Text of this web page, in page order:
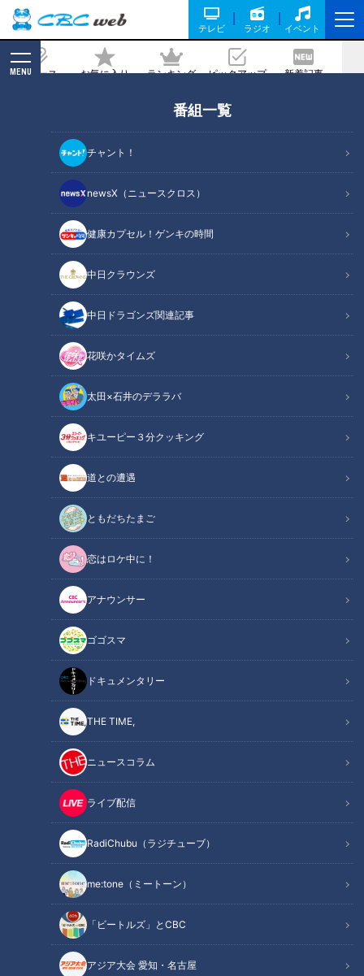
テレビ ラジオ イベント
ニュース お気に入り ランキング ピックアップ 新着記事
MENU
番組一覧
チャント！
newsX（ニュースクロス）
健康カプセル！ゲンキの時間
中日クラウンズ
中日ドラゴンズ関連記事
花咲かタイムズ
太田×石井のデララバ
キユーピー３分クッキング
道との遭遇
ともだちたまご
恋はロケ中に！
アナウンサー
ゴゴスマ
ドキュメンタリー
THE TIME,
ニュースコラム
ライブ配信
RadiChubu（ラジチューブ）
me:tone（ミートーン）
「ビートルズ」とCBC
アジア大会 愛知・名古屋
レッシング
2026/06/09 06:00
RadiChubu（ラジチューブ）
石塚元章 ニュースマン！！
毎週土曜日のＣＢＣラジオ『石塚元章 ニュースマン！！』で
は、三重県いなべ市にある「農業レストラン フラール」の北
村光弘シェフが、旬の野菜の情報と新鮮な野菜を使った簡単レ
シピを紹介しています。6月6日の放送では、梅を使ったアレ
ンジレシピを紹介。たくさん作ってもついつい余りがちな梅干
しを万能ドレッシングにして、いつもの料理アクセントを加え
てみませんか？
関連リンク
梅といえば！
生食は避けて
自宅で作る時は
夏の食卓に
オススメ関連コンテンツ
梅といえば！
北村「今日は梅干しを紹介します」
梅と聞いて真っ先に思い浮かぶのはやはり梅干しですよね。梅
干しは6月から7月にかけて収穫される完熟した梅を使って作
ります。完熟する前の青梅は、梅酒やシロップ、カリカリ梅な
どに利用されることが多いです。
北村「梅には有機酸が豊富に含まれていて、疲労を回復させて
くれるんですよ」